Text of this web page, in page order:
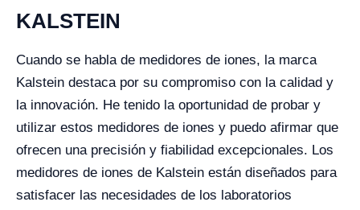
KALSTEIN
Cuando se habla de medidores de iones, la marca
Kalstein destaca por su compromiso con la calidad y
la innovación. He tenido la oportunidad de probar y
utilizar estos medidores de iones y puedo afirmar que
ofrecen una precisión y fiabilidad excepcionales. Los
medidores de iones de Kalstein están diseñados para
satisfacer las necesidades de los laboratorios